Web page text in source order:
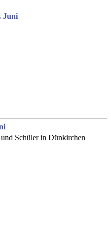
Juni
Schüler in Dünkirchen